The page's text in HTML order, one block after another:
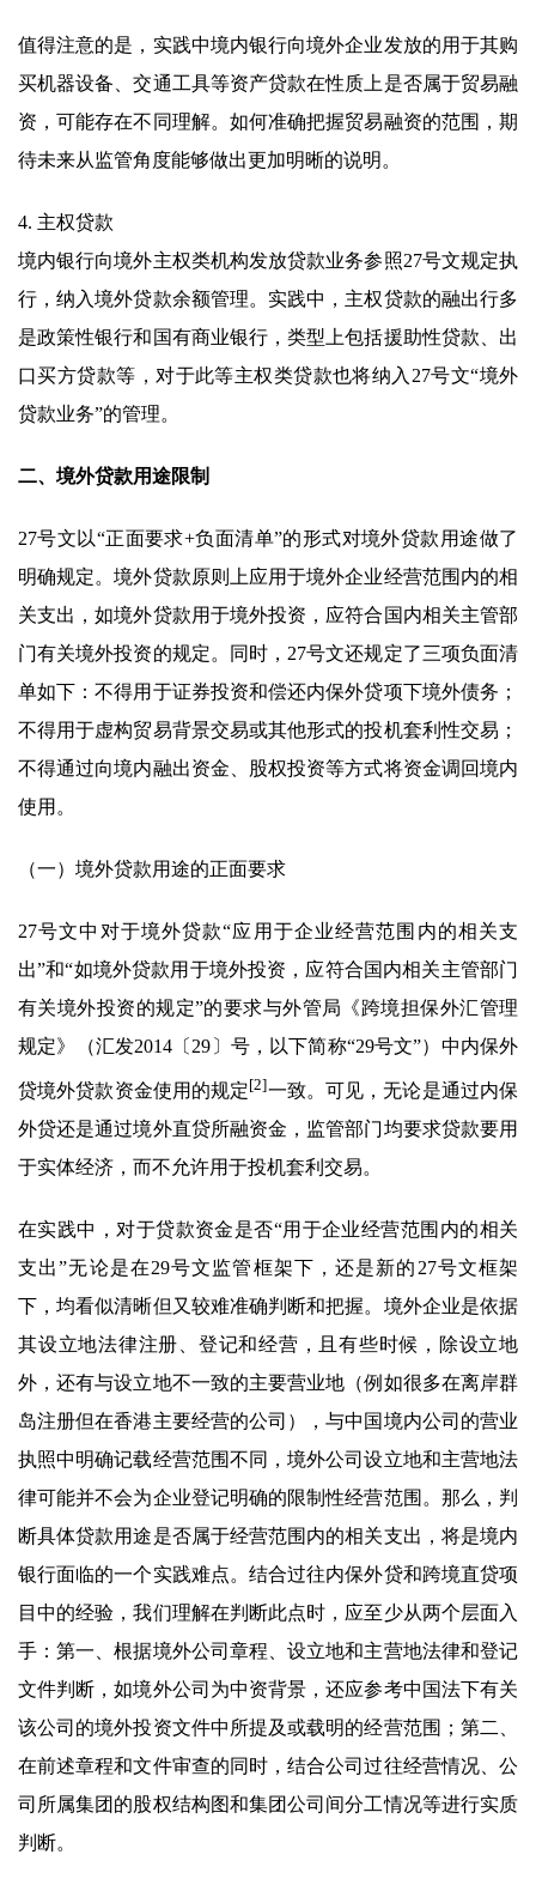
值得注意的是，实践中境内银行向境外企业发放的用于其购
买机器设备、交通工具等资产贷款在性质上是否属于贸易融
资，可能存在不同理解。如何准确把握贸易融资的范围，期
待未来从监管角度能够做出更加明晰的说明。
4. 主权贷款
境内银行向境外主权类机构发放贷款业务参照27号文规定执
行，纳入境外贷款余额管理。实践中，主权贷款的融出行多
是政策性银行和国有商业银行，类型上包括援助性贷款、出
口买方贷款等，对于此等主权类贷款也将纳入27号文“境外
贷款业务”的管理。
二、境外贷款用途限制
27号文以“正面要求+负面清单”的形式对境外贷款用途做了
明确规定。境外贷款原则上应用于境外企业经营范围内的相
关支出，如境外贷款用于境外投资，应符合国内相关主管部
门有关境外投资的规定。同时，27号文还规定了三项负面清
单如下：不得用于证券投资和偿还内保外贷项下境外债务；
不得用于虚构贸易背景交易或其他形式的投机套利性交易；
不得通过向境内融出资金、股权投资等方式将资金调回境内
使用。
（一）境外贷款用途的正面要求
27号文中对于境外贷款“应用于企业经营范围内的相关支
出”和“如境外贷款用于境外投资，应符合国内相关主管部门
有关境外投资的规定”的要求与外管局《跨境担保外汇管理
规定》（汇发2014〔29〕号，以下简称“29号文”）中内保外
贷境外贷款资金使用的规定[2]一致。可见，无论是通过内保
外贷还是通过境外直贷所融资金，监管部门均要求贷款要用
于实体经济，而不允许用于投机套利交易。
在实践中，对于贷款资金是否“用于企业经营范围内的相关
支出”无论是在29号文监管框架下，还是新的27号文框架
下，均看似清晰但又较难准确判断和把握。境外企业是依据
其设立地法律注册、登记和经营，且有些时候，除设立地
外，还有与设立地不一致的主要营业地（例如很多在离岸群
岛注册但在香港主要经营的公司），与中国境内公司的营业
执照中明确记载经营范围不同，境外公司设立地和主营地法
律可能并不会为企业登记明确的限制性经营范围。那么，判
断具体贷款用途是否属于经营范围内的相关支出，将是境内
银行面临的一个实践难点。结合过往内保外贷和跨境直贷项
目中的经验，我们理解在判断此点时，应至少从两个层面入
手：第一、根据境外公司章程、设立地和主营地法律和登记
文件判断，如境外公司为中资背景，还应参考中国法下有关
该公司的境外投资文件中所提及或载明的经营范围；第二、
在前述章程和文件审查的同时，结合公司过往经营情况、公
司所属集团的股权结构图和集团公司间分工情况等进行实质
判断。